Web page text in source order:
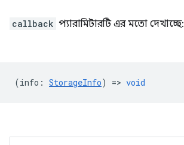
callback প্যারামিটারটি এর মতো দেখাচ্ছে:
(info : StorageInfo) => void